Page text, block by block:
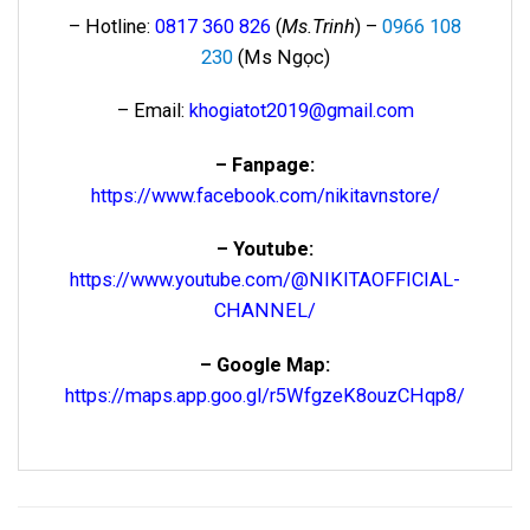
– Hotline: 0817 360 826 (Ms.Trinh) – 0966 108
230(Ms Ngọc)
– Email: khogiatot2019@gmail.com
– Fanpage:
https://www.facebook.com/nikitavnstore/
– Youtube:
https://www.youtube.com/@NIKITAOFFICIAL-
CHANNEL/
– Google Map:
https://maps.app.goo.gl/r5WfgzeK8ouzCHqp8/